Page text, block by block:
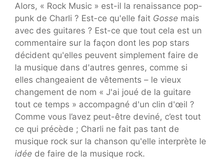
Alors, « Rock Music » est-il la renaissance pop-
punk de Charli ? Est-ce qu'elle fait Gosse mais
avec des guitares ? Est-ce que tout cela est un
commentaire sur la façon dont les pop stars
décident qu'elles peuvent simplement faire de
la musique dans d'autres genres, comme si
elles changeaient de vêtements – le vieux
changement de nom « J'ai joué de la guitare
tout ce temps » accompagné d'un clin d'œil ?
Comme vous l’avez peut-être deviné, c’est tout
ce qui précède ; Charli ne fait pas tant de
musique rock sur la chanson qu'elle interprète le
idée de faire de la musique rock.